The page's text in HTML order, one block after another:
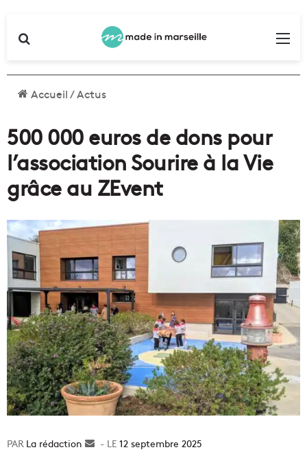
Accueil/Actus
500 000 euros de dons pour
l’association Sourire à la Vie
grâce au ZEvent
La rédaction
Envoyer12 septembre 2025